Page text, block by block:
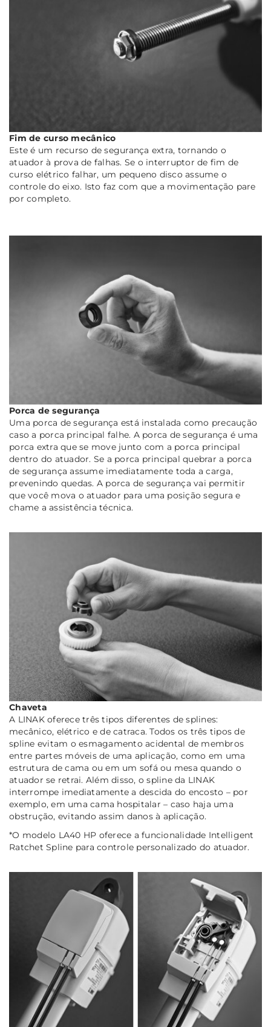
Fim de curso mecânico
Este é um recurso de segurança extra, tornando o
atuador à prova de falhas. Se o interruptor de fim de
curso elétrico falhar, um pequeno disco assume o
controle do eixo. Isto faz com que a movimentação pare
por completo.
Porca de segurança
Uma porca de segurança está instalada como precaução
caso a porca principal falhe. A porca de segurança é uma
porca extra que se move junto com a porca principal
dentro do atuador. Se a porca principal quebrar a porca
de segurança assume imediatamente toda a carga,
prevenindo quedas. A porca de segurança vai permitir
que você mova o atuador para uma posição segura e
chame a assistência técnica.
Chaveta
A LINAK oferece três tipos diferentes de splines:
mecânico, elétrico e de catraca. Todos os três tipos de
spline evitam o esmagamento acidental de membros
entre partes móveis de uma aplicação, como em uma
estrutura de cama ou em um sofá ou mesa quando o
atuador se retrai. Além disso, o spline da LINAK
interrompe imediatamente a descida do encosto – por
exemplo, em uma cama hospitalar – caso haja uma
obstrução, evitando assim danos à aplicação.
*O modelo LA40 HP oferece a funcionalidade Intelligent
Ratchet Spline para controle personalizado do atuador.